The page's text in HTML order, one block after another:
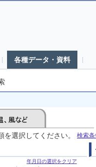
各種データ・資料
選択してください。 検索
年月日の選択をクリア